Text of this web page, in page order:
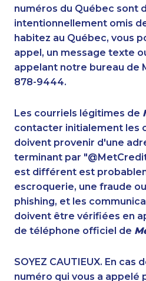
1-905-288-1055
1-587-328-6544
1-844-421-5103
1-902-482-8372
1-780-423-2282
1-778-663-5034
1-289-777-9447
1-647-490-9025
1-587-319-2103
1-604-684-0515
1-778-662-5026
1-647-503-3778
1-780-969-8968
numéros du Québec sont
intentionnellement omis
habitez au Québec, vous
appel, un message texte
appelant notre bureau de
878-9444.
Les courriels légitimes de
contacter initialement les
doivent provenir d'une
terminant par
est différent est
escroquerie, une fraude
phishing, et les
doivent être vérifiées en
de téléphone officiel de
SOYEZ CAUTIEUX. En cas
numéro qui vous a appelé